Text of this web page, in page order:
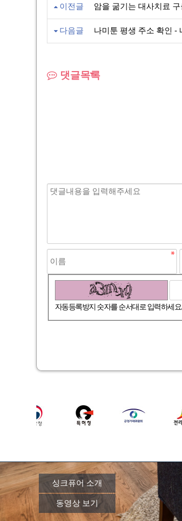
이전글 암을 굶기는 대사치료
다음글 나미툰 평생 주소 확인 -
댓글목록
자동등록방지 숫자를 순서대로 입력하세요.
싱크퓨어 소개
동영상 보기